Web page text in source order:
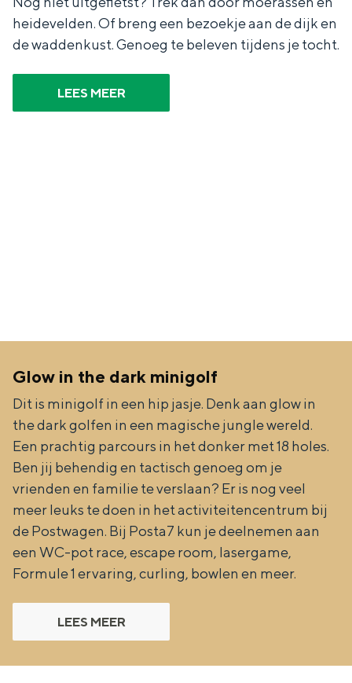
heidevelden. Of breng een bezoekje aan de dijk en
de waddenkust. Genoeg te beleven tijdens je tocht.
LEES MEER
Glow in the dark minigolf
Dit is minigolf in een hip jasje. Denk aan glow in
the dark golfen in een magische jungle wereld.
Een prachtig parcours in het donker met 18 holes.
Ben jij behendig en tactisch genoeg om je
vrienden en familie te verslaan? Er is nog veel
meer leuks te doen in het activiteitencentrum bij
de Postwagen. Bij Posta7 kun je deelnemen aan
een WC-pot race, escape room, lasergame,
Formule 1 ervaring, curling, bowlen en meer.
LEES MEER